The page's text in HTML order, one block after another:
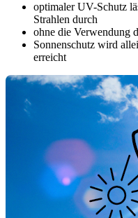
optimaler UV-Schutz
Strahlen durch
ohne die Verwendung
Sonnenschutz wird
erreicht